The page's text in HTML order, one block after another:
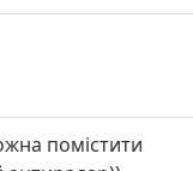
помістити